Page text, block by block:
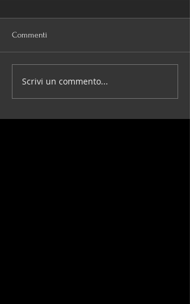
Commenti
Scrivi un commento...